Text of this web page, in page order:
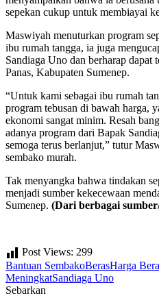
sepekan cukup untuk membiayai
Maswiyah menuturkan program
ibu rumah tangga, ia juga
Sandiaga Uno dan berharap dapat
Panas, Kabupaten Sumenep.
“Untuk kami sebagai ibu rumah
program tebusan di bawah harga,
ekonomi sangat minim. Resah
adanya program dari Bapak
semoga terus berlanjut,” tutur
sembako murah.
Tak menyangka bahwa tindakan
menjadi sumber kekecewaan
Sumenep. (Dari berbagai
Post Views: 299
Bantuan SembakoBerasHarga
MeningkatSandiaga Uno
Sebarkan